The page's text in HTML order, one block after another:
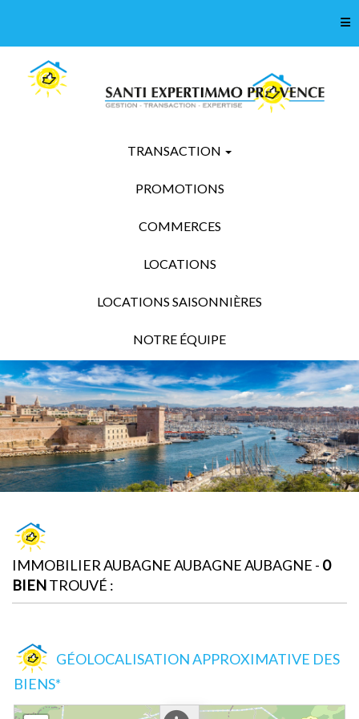
TRANSACTION
PROMOTIONS
COMMERCES
LOCATIONS
LOCATIONS SAISONNIÈRES
NOTRE ÉQUIPE
IMMOBILIER AUBAGNE AUBAGNE AUBAGNE - 0
BIENTROUVÉ :
GÉOLOCALISATION APPROXIMATIVE DES
BIENS*